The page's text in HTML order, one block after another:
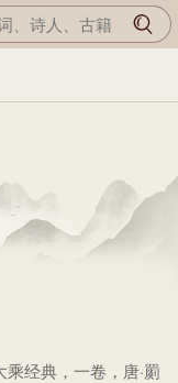
经典，一卷，唐·罽